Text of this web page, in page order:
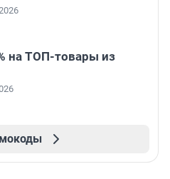
на ТОП-товары из